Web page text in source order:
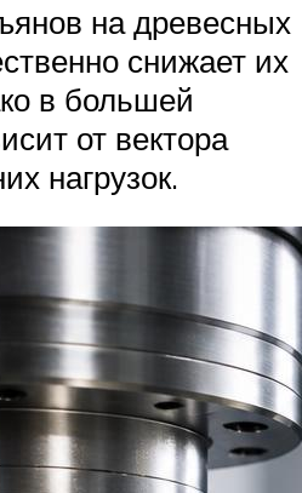
на древесных
снижает их
в большей
от вектора
нагрузок.